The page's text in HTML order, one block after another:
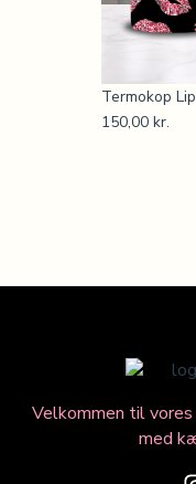
Termokop
150,00 kr.
Velkommen til
med